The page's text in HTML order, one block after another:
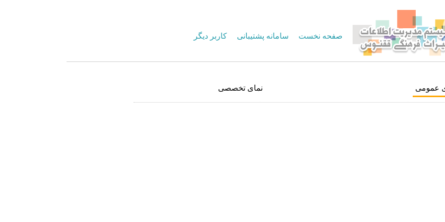
صفحه نخست سامانه پشتیبانی کاربر دیگر
عمومی نمای تخصصی